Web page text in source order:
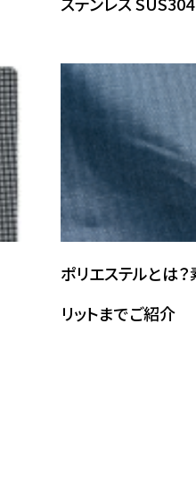
ポリエステルとは
リットまでご紹介